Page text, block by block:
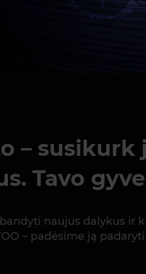
– susikurk
Tavo
naujus dalykus
– padėsime ją